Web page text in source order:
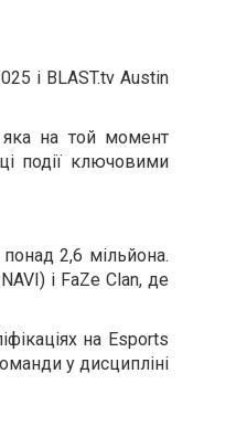
і BLAST.tv Austin
яка на той момент
події ключовими
2,6 мільйона.
і FaZe Clan, де
на Esports
у дисципліні